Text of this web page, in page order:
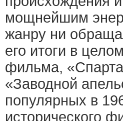
мощнейшим
жанру ни
его итоги в
фильма,
«Заводной
популярных в
исторического